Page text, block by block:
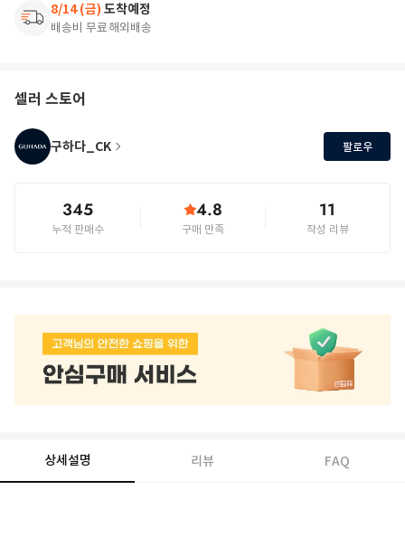
8/14 (금) 도착예정
배송비 무료해외배송
셀러 스토어
구하다_CK 팔로우
345
누적 판매수
4.8
구매 만족
11
작성 리뷰
상세설명 리뷰 FAQ